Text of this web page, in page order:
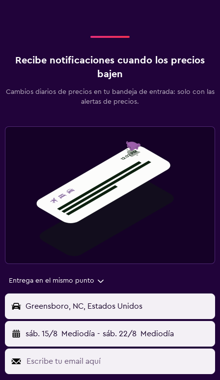
Recibe notificaciones cuando los precios
bajen
Cambios diarios de precios en tu bandeja de entrada: solo con las
alertas de precios.
Entrega en el mismo punto
Greensboro, NC, Estados Unidos
sáb. 15/8 Mediodía - sáb. 22/8 Mediodía